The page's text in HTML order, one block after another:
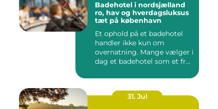
Badehotel i nordsjælland
ro, hav og hverdagsluksus
tæt på københavn
Et ophold på et badehotel
handler ikke kun om
overnatning. Mange vælger i
dag et badehotel som et fr...
31. Jul